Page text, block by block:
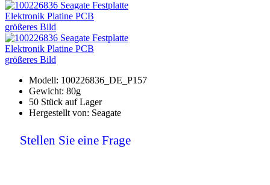
größeres Bild
größeres Bild
Modell: 100226836_DE_P157
Gewicht: 80g
50 Stück auf Lager
Hergestellt von: Seagate
Stellen Sie eine Frage